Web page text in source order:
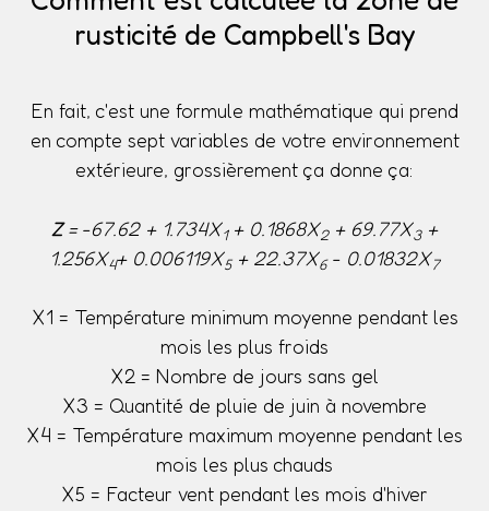
rusticité de Campbell's Bay
En fait, c'est une formule mathématique qui prend
en compte sept variables de votre environnement
extérieure, grossièrement ça donne ça:
Z= -67.62 + 1.734X1+ 0.1868X2+ 69.77X3+
1.256X4+ 0.006119X5+ 22.37X6- 0.01832X7
X1 = Température minimum moyenne pendant les
mois les plus froids
X2 = Nombre de jours sans gel
X3 = Quantité de pluie de juin à novembre
X4 = Température maximum moyenne pendant les
mois les plus chauds
X5 = Facteur vent pendant les mois d'hiver